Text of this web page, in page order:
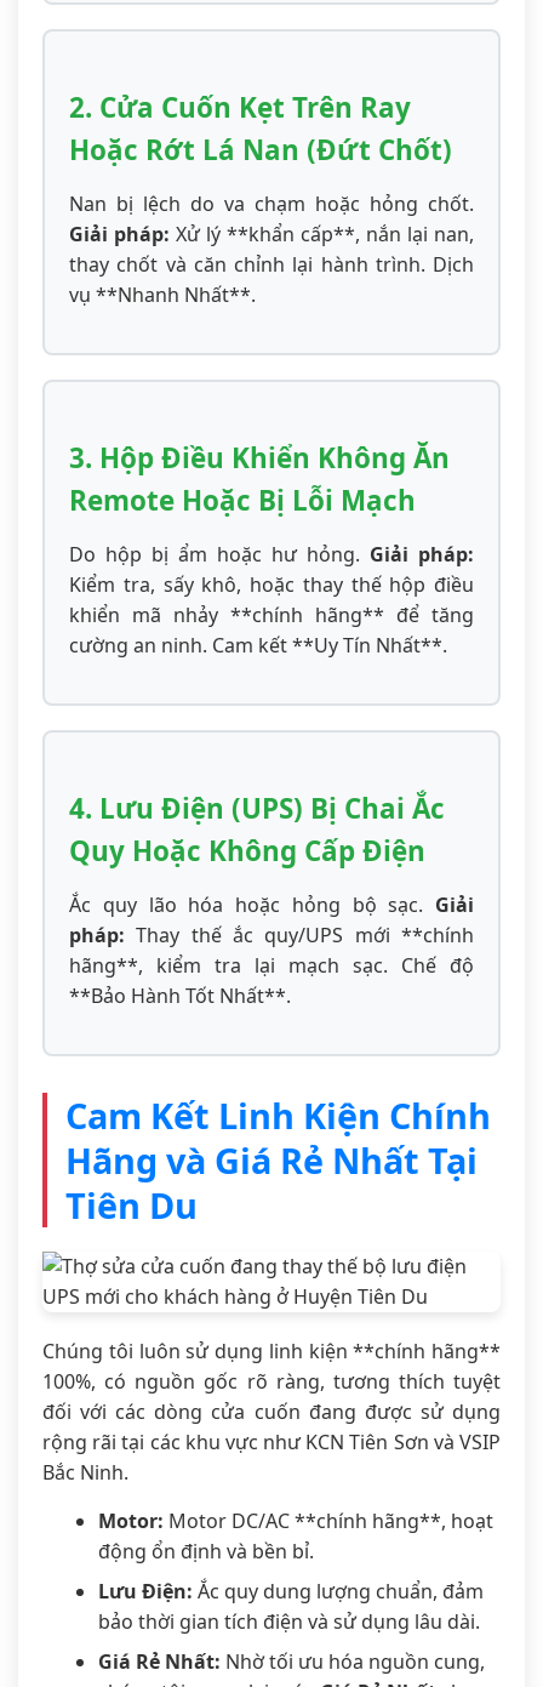
2. Cửa Cuốn Kẹt Trên Ray
Hoặc Rớt Lá Nan (Đứt Chốt)
Nan bị lệch do va chạm hoặc hỏng chốt.
Giải pháp: Xử lý **khẩn cấp**, nắn lại nan,
thay chốt và căn chỉnh lại hành trình. Dịch
vụ **Nhanh Nhất**.
3. Hộp Điều Khiển Không Ăn
Remote Hoặc Bị Lỗi Mạch
Do hộp bị ẩm hoặc hư hỏng. Giải pháp:
Kiểm tra, sấy khô, hoặc thay thế hộp điều
khiển mã nhảy **chính hãng** để tăng
cường an ninh. Cam kết **Uy Tín Nhất**.
4. Lưu Điện (UPS) Bị Chai Ắc
Quy Hoặc Không Cấp Điện
Ắc quy lão hóa hoặc hỏng bộ sạc. Giải
pháp: Thay thế ắc quy/UPS mới **chính
hãng**, kiểm tra lại mạch sạc. Chế độ
**Bảo Hành Tốt Nhất**.
Cam Kết Linh Kiện Chính
Hãng và Giá Rẻ Nhất Tại
Tiên Du
Chúng tôi luôn sử dụng linh kiện **chính hãng**
100%, có nguồn gốc rõ ràng, tương thích tuyệt
đối với các dòng cửa cuốn đang được sử dụng
rộng rãi tại các khu vực như KCN Tiên Sơn và VSIP
Bắc Ninh.
Motor: Motor DC/AC **chính hãng**, hoạt
động ổn định và bền bỉ.
Lưu Điện: Ắc quy dung lượng chuẩn, đảm
bảo thời gian tích điện và sử dụng lâu dài.
Giá Rẻ Nhất: Nhờ tối ưu hóa nguồn cung,